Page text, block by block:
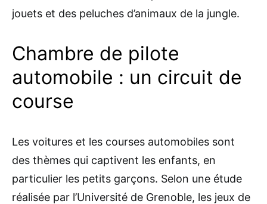
jouets et des peluches d’animaux de la jungle.
Chambre de pilote
automobile : un circuit de
course
Les voitures et les courses automobiles sont
des thèmes qui captivent les enfants, en
particulier les petits garçons. Selon une étude
réalisée par l’Université de Grenoble, les jeux de